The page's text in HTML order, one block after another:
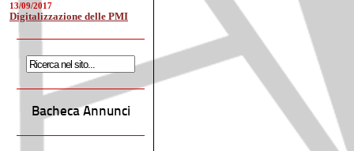
13/09/2017
Digitalizzazione delle PMI
Bacheca Annunci